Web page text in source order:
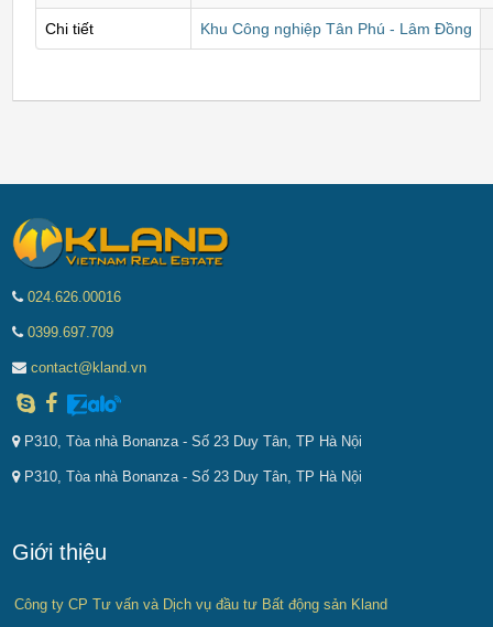
Chi tiết Khu Công nghiệp Tân Phú - Lâm Đồng
024.626.00016
0399.697.709
contact@kland.vn
P310, Tòa nhà Bonanza - Số 23 Duy Tân, TP Hà Nội
P310, Tòa nhà Bonanza - Số 23 Duy Tân, TP Hà Nội
Giới thiệu
Công ty CP Tư vấn và Dịch vụ đầu tư Bất động sản Kland